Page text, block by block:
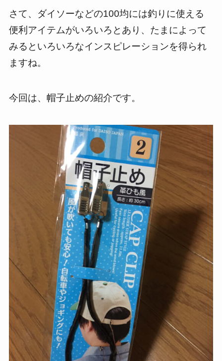
さて、ダイソーなどの100均には釣りに使える
便利アイテムがいろいろとあり、たまによって
みるといろいろなインスピレーションを得られ
ますね。
今回は、帽子止めの紹介です。